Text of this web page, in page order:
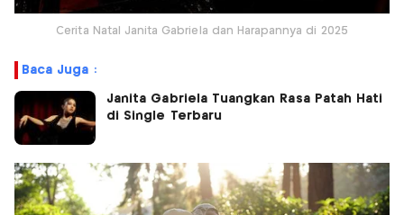
Cerita Natal Janita Gabriela dan Harapannya di 2025
Baca Juga :
Janita Gabriela Tuangkan Rasa Patah Hati
di Single Terbaru